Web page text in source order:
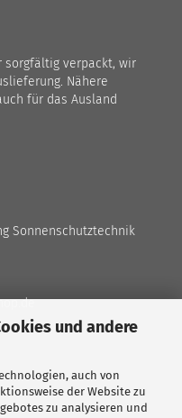
und andere
auch von
der Website zu
zu analysieren und
sorgfältig verpackt, wir
Nähere
für das Ausland
Sonnenschutztechnik